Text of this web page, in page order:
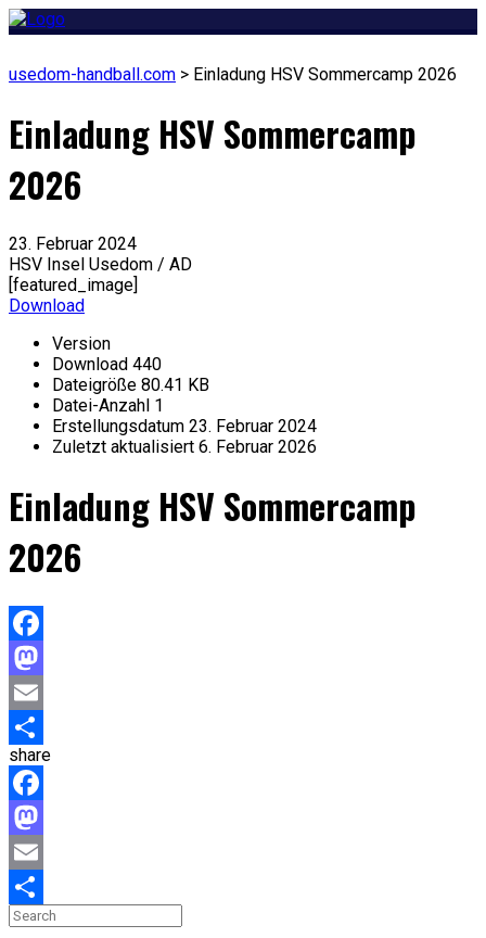
usedom-handball.com > Einladung HSV Sommercamp 2026
Einladung HSV Sommercamp
2026
23. Februar 2024
HSV Insel Usedom / AD
[featured_image]
Download
Version
Download 440
Dateigröße 80.41 KB
Datei-Anzahl 1
Erstellungsdatum 23. Februar 2024
Zuletzt aktualisiert 6. Februar 2026
Einladung HSV Sommercamp
2026
Facebook
Mastodon
Email
Teilen
share
Facebook
Mastodon
Email
Teilen